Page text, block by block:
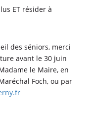
ET résider à
des séniors, merci
avant le 30 juin
le Maire, en
Foch, ou par